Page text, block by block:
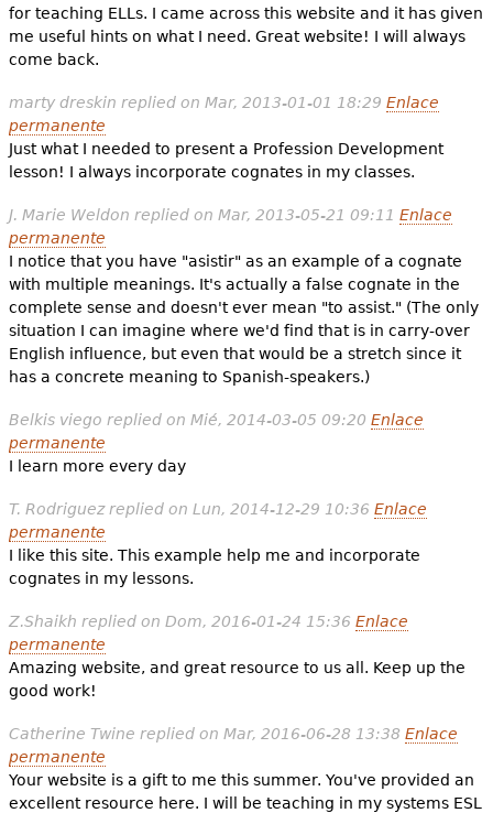
for teaching ELLs. I came across this website and it has given
me useful hints on what I need. Great website! I will always
come back.
marty dreskin replied on Mar, 2013-01-01 18:29 Enlace
permanente
Just what I needed to present a Profession Development
lesson! I always incorporate cognates in my classes.
J. Marie Weldon replied on Mar, 2013-05-21 09:11 Enlace
permanente
I notice that you have "asistir" as an example of a cognate
with multiple meanings. It's actually a false cognate in the
complete sense and doesn't ever mean "to assist." (The only
situation I can imagine where we'd find that is in carry-over
English influence, but even that would be a stretch since it
has a concrete meaning to Spanish-speakers.)
Belkis viego replied on Mié, 2014-03-05 09:20 Enlace
permanente
I learn more every day
T. Rodriguezreplied on Lun, 2014-12-29 10:36 Enlace
permanente
I like this site. This example help me and incorporate
cognates in my lessons.
Z.Shaikh replied on Dom, 2016-01-24 15:36 Enlace
permanente
Amazing website, and great resource to us all. Keep up the
good work!
Catherine Twine replied on Mar, 2016-06-28 13:38 Enlace
permanente
Your website is a gift to me this summer. You've provided an
excellent resource here. I will be teaching in my systems ESL